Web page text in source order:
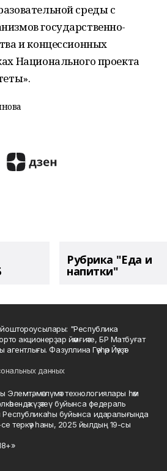
среды с
государственно-
и концессионных
Национального проекта
Рубрика "Еда и
напитки"
"Республика
акционерҙар йәмғиәте, БР Матбуғат
Фазуллина Гәүһәр Йәүҙәт
данных
Элемтә, мәғлүмәт технологиялары һәм
күҙәтеү буйынса федераль
Республикаһы буйынса идаралығында
се теркәү һаны, 2025 йылдың 19-сы